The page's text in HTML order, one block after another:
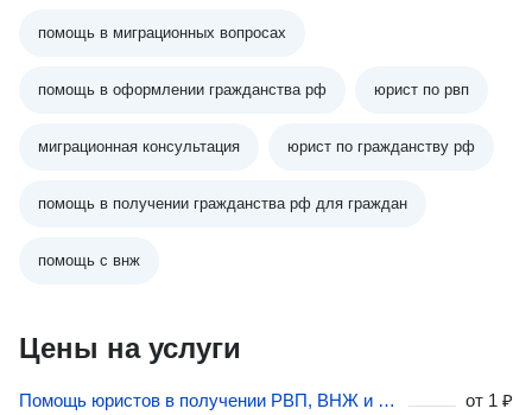
помощь в миграционных вопросах
помощь в оформлении гражданства рф юрист по рвп
миграционная консультация юрист по гражданству рф
помощь в получении гражданства рф для граждан
помощь с внж
Цены на услуги
Помощь юристов в получении РВП, ВНЖ и визовых документов в Бердске от 1 ₽